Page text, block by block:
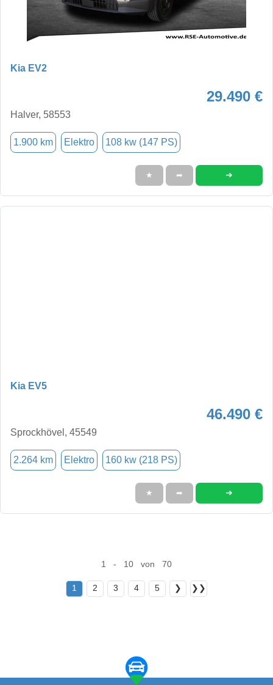
Kia EV2
29.490 €
Halver, 58553
1.900 km Elektro 108 kw (147 PS)
★ ➦ ➜
Kia EV5
46.490 €
Sprockhövel, 45549
2.264 km Elektro 160 kw (218 PS)
★ ➦ ➜
1 - 10 von 70
1 2 3 4 5 ❯ ❯❯